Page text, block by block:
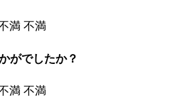
満 不満
がでしたか？
満 不満